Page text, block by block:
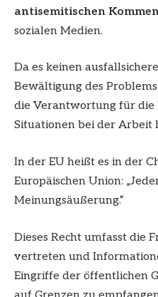
antisemitischen
sozialen Medien.
Da es keinen
Bewältigung des
die Verantwortung für
Situationen bei der Arbeit
In der EU heißt es in der
Europäischen Union:
Meinungsäußerung.“
Dieses Recht umfasst die
vertreten und
Eingriffe der öffentlichen